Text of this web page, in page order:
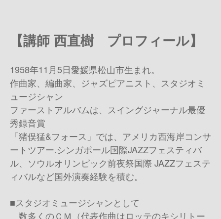
【講師 西直樹 プロフィール】
1958年11月5日愛媛県松山市生まれ。
作曲家、編曲家、ジャズピアニスト、スタジオミ
ュージシャン
ファーストアルバムは、スイングジャーナル最優
秀録音賞
「猪俣猛&フォース」では、アメリカ西海岸コンサ
ートツアー.シンガポール国際JAZZフェスティバ
ル、ソウルオリンピック前夜祭国際 JAZZフェステ
ィバルなど国外演奏経験を積む。
■スタジオミュージシャンとして
数多くのＣＭ（代表作曲はロッテのキシリトー